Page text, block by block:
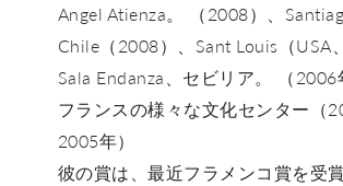
Angel Atienza。 （2008）、
Chile（2008）、Sant Louis（USA
Sala Endanza、セビリア。 （
フランスの様々な文化センター（
2005年）
彼の賞は、最近フラメンコ賞を受